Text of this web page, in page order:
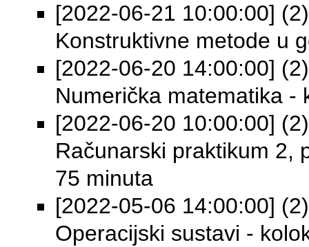
[2022-06-21 10:00:00]
Konstruktivne metode u
[2022-06-20 14:00:00]
Numerička matematika -
[2022-06-20 10:00:00]
Računarski praktikum 2,
75 minuta
[2022-05-06 14:00:00]
Operacijski sustavi -